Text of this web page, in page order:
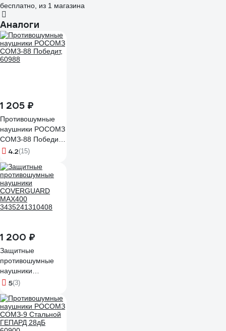
бесплатно , из 1 магазина
Аналоги
1 205 ₽
Противошумные
наушники РОСОМЗ
СОМЗ-88 Победит,
60988
4.2(15)
1 200 ₽
Защитные
противошумные
наушники
COVERGUARD
3435241310408
5(3)